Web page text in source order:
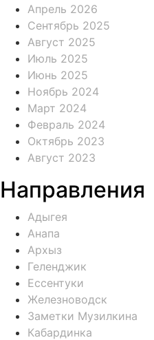
Апрель 2026
Сентябрь 2025
Август 2025
Июль 2025
Июнь 2025
Ноябрь 2024
Март 2024
Февраль 2024
Октябрь 2023
Август 2023
Направления
Адыгея
Анапа
Архыз
Геленджик
Ессентуки
Железноводск
Заметки Музилкина
Кабардинка